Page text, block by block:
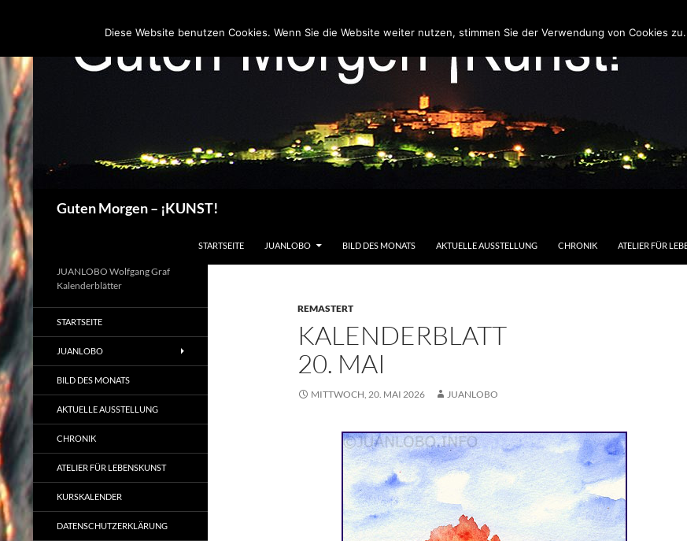
Guten Morgen – ¡KUNST!
STARTSEITE JUANLOBO BILD DES MONATS AKTUELLE AUSSTELLUNG CHRONIK ATELIER FÜR
REMASTERT
KALENDERBLATT
20. MAI
MITTWOCH, 20. MAI 2026 JUANLOBO
JUANLOBO Wolfgang Graf
Kalenderblätter
STARTSEITE
JUANLOBO
BILD DES MONATS
AKTUELLE AUSSTELLUNG
CHRONIK
ATELIER FÜR LEBENSKUNST
KURSKALENDER
DATENSCHUTZERKLÄRUNG
Diese Website benutzen Cookies. Wenn Sie die Website weiter nutzen, stimmen Sie der Verwendung von Cookies zu.